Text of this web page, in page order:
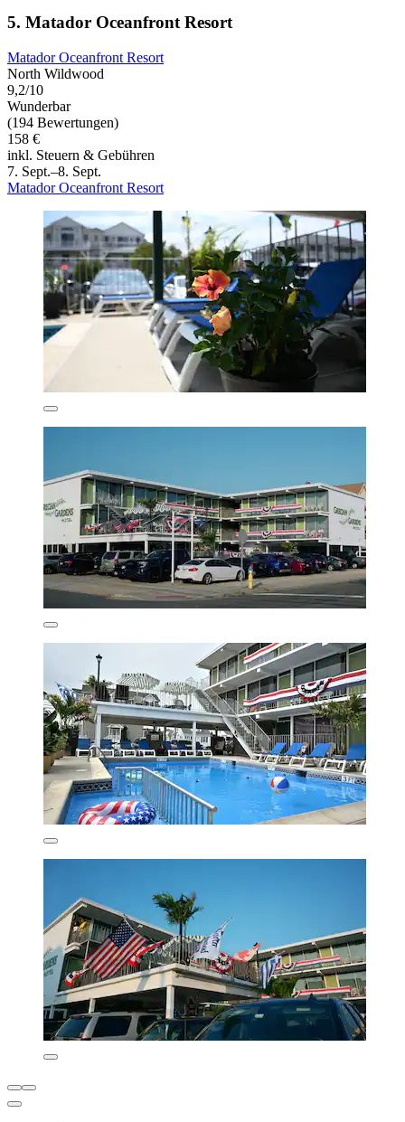
5. Matador Oceanfront Resort
Matador Oceanfront Resort
North Wildwood
9,2/10
Wunderbar
(194 Bewertungen)
158 €
inkl. Steuern & Gebühren
7. Sept.–8. Sept.
Matador Oceanfront Resort